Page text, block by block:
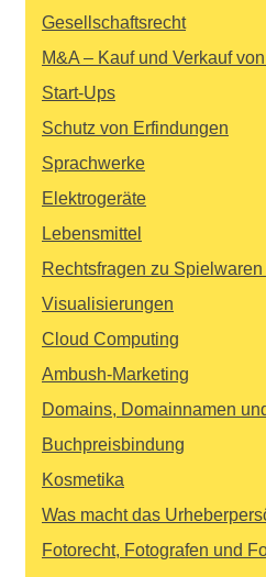
Gesellschaftsrecht
M&A – Kauf und Verkauf
Start-Ups
Schutz von Erfindungen
Sprachwerke
Elektrogeräte
Lebensmittel
Rechtsfragen zu
Visualisierungen
Cloud Computing
Ambush-Marketing
Domains, Domainnamen
Buchpreisbindung
Kosmetika
Was macht das
Fotorecht, Fotografen und